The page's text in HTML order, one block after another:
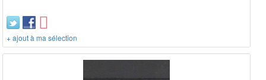
+ ajout à ma sélection